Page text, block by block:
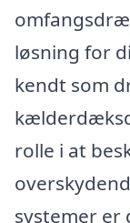
løsning for
kendt som
rolle i at
systemer er